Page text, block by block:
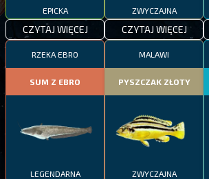
EPICKA
CZYTAJ WIĘCEJ
ZWYCZAJNA
CZYTAJ WIĘCEJ
RZEKA EBRO
SUM Z EBRO
LEGENDARNA
MALAWI
PYSZCZAK ZŁOTY
ZWYCZAJNA